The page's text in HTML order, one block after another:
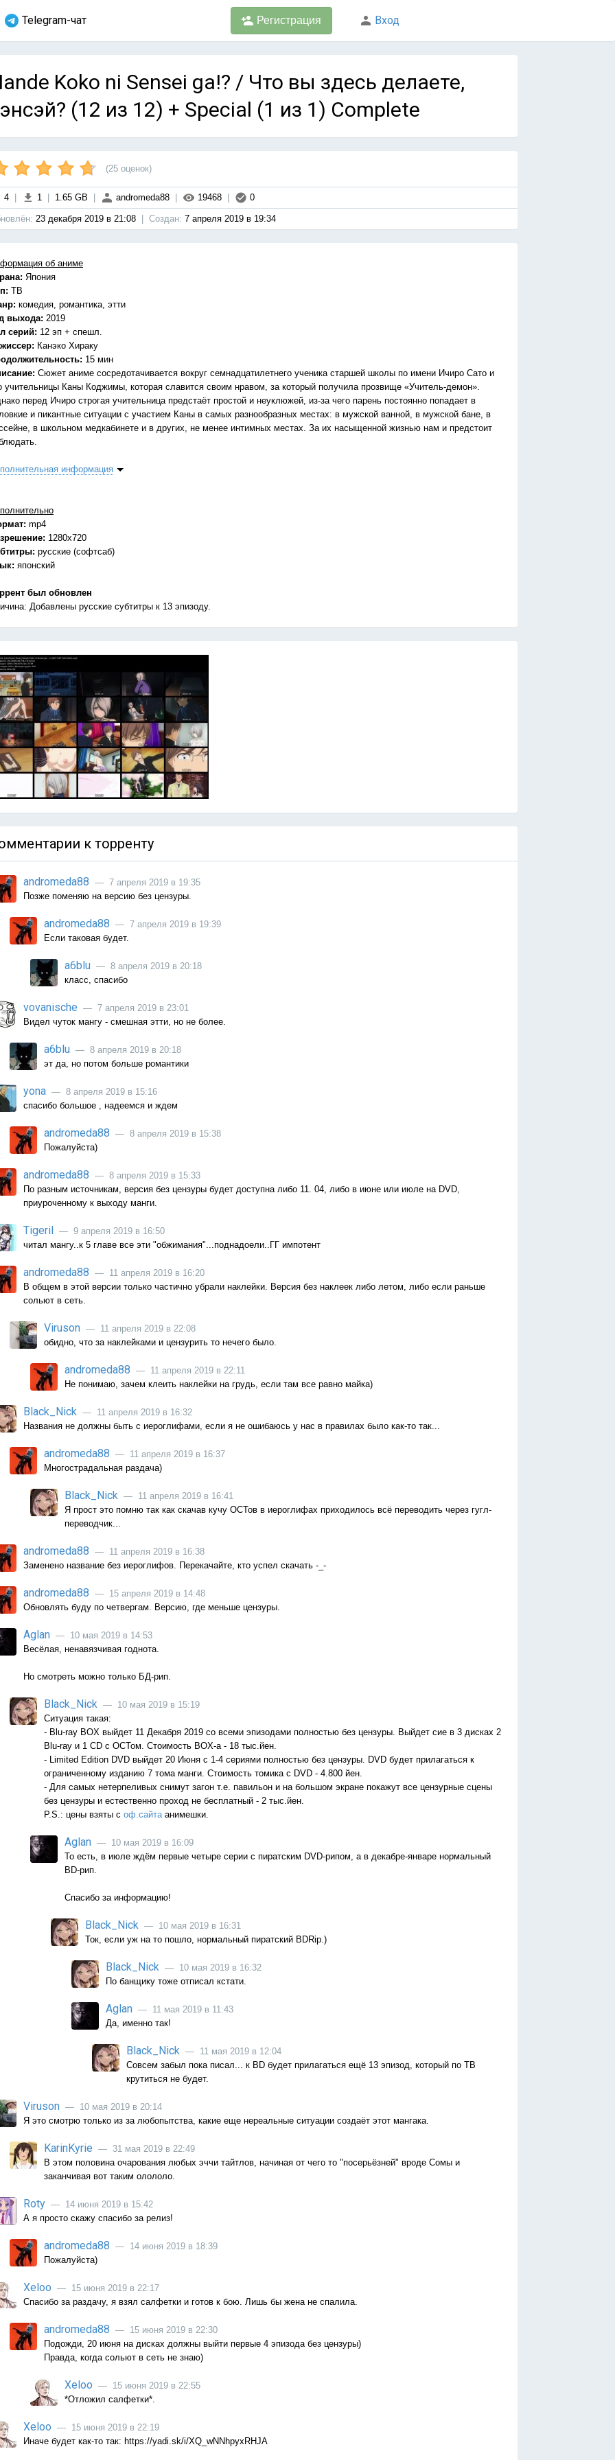
Telegram-чат Регистрация Вход
Koko ni Sensei ga!? / Что вы здесь делаете,
(12 из 12) + Special (1 из 1) Complete
(25 оценок)
4 1 1.65 GB andromeda88 19468 0
23 декабря 2019 в 21:08 Cоздан: 7 апреля 2019 в 19:34
об аниме
Япония
ТВ
комедия, романтика, этти
выхода: 2019
серий: 12 эп + спешл.
Канэко Хираку
15 мин
Сюжет аниме сосредотачивается вокруг семнадцатилетнего ученика старшей школы по имени Ичиро Сато и
учительницы Каны Коджимы, которая славится своим нравом, за который получила прозвище «Учитель-демон».
перед Ичиро строгая учительница предстаёт простой и неуклюжей, из-за чего парень постоянно попадает в
и пикантные ситуации с участием Каны в самых разнообразных местах: в мужской ванной, в мужской бане, в
в школьном медкабинете и в других, не менее интимных местах. За их насыщенной жизнью нам и предстоит
информация
mp4
1280x720
русские (софтсаб)
японский
был обновлен
Добавлены русские субтитры к 13 эпизоду.
к торренту
andromeda88 — 7 апреля 2019 в 19:35
Позже поменяю на версию без цензуры.
andromeda88 — 7 апреля 2019 в 19:39
Если таковая будет.
a6blu — 8 апреля 2019 в 20:18
класс, спасибо
vovanische — 7 апреля 2019 в 23:01
Видел чуток мангу - смешная этти, но не более.
a6blu — 8 апреля 2019 в 20:18
эт да, но потом больше романтики
yona — 8 апреля 2019 в 15:16
спасибо большое , надеемся и ждем
andromeda88 — 8 апреля 2019 в 15:38
Пожалуйста)
andromeda88 — 8 апреля 2019 в 15:33
По разным источникам, версия без цензуры будет доступна либо 11. 04, либо в июне или июле на DVD,
приуроченному к выходу манги.
Tigeril — 9 апреля 2019 в 16:50
читал мангу..к 5 главе все эти "обжимания"...поднадоели..ГГ импотент
andromeda88 — 11 апреля 2019 в 16:20
В общем в этой версии только частично убрали наклейки. Версия без наклеек либо летом, либо если раньше
сольют в сеть.
Viruson — 11 апреля 2019 в 22:08
обидно, что за наклейками и цензурить то нечего было.
andromeda88 — 11 апреля 2019 в 22:11
Не понимаю, зачем клеить наклейки на грудь, если там все равно майка)
Black_Nick — 11 апреля 2019 в 16:32
Названия не должны быть с иероглифами, если я не ошибаюсь у нас в правилах было как-то так...
andromeda88 — 11 апреля 2019 в 16:37
Многострадальная раздача)
Black_Nick — 11 апреля 2019 в 16:41
Я прост это помню так как скачав кучу ОСТов в иероглифах приходилось всё переводить через гугл-
переводчик...
andromeda88 — 11 апреля 2019 в 16:38
Заменено название без иероглифов. Перекачайте, кто успел скачать -_-
andromeda88 — 15 апреля 2019 в 14:48
Обновлять буду по четвергам. Версию, где меньше цензуры.
Aglan — 10 мая 2019 в 14:53
Весёлая, ненавязчивая годнота.
Но смотреть можно только БД-рип.
Black_Nick — 10 мая 2019 в 15:19
Ситуация такая:
- Blu-ray BOX выйдет 11 Декабря 2019 со всеми эпизодами полностью без цензуры. Выйдет сие в 3 дисках 2
Blu-ray и 1 CD c ОСТом. Стоимость BOX-а - 18 тыс.йен.
- Limited Edition DVD выйдет 20 Июня с 1-4 сериями полностью без цензуры. DVD будет прилагаться к
ограниченному изданию 7 тома манги. Стоимость томика с DVD - 4.800 йен.
- Для самых нетерпеливых снимут загон т.е. павильон и на большом экране покажут все цензурные сцены
без цензуры и естественно проход не бесплатный - 2 тыс.йен.
P.S.: цены взяты с оф.сайтаанимешки.
Aglan — 10 мая 2019 в 16:09
То есть, в июле ждём первые четыре серии с пиратским DVD-рипом, а в декабре-январе нормальный
BD-рип.
Спасибо за информацию!
Black_Nick — 10 мая 2019 в 16:31
Ток, если уж на то пошло, нормальный пиратский BDRip.)
Black_Nick — 10 мая 2019 в 16:32
По банщику тоже отписал кстати.
Aglan — 11 мая 2019 в 11:43
Да, именно так!
Black_Nick — 11 мая 2019 в 12:04
Совсем забыл пока писал... к BD будет прилагаться ещё 13 эпизод, который по ТВ
крутиться не будет.
Viruson — 10 мая 2019 в 20:14
Я это смотрю только из за любопытства, какие еще нереальные ситуации создаёт этот мангака.
KarinKyrie — 31 мая 2019 в 22:49
В этом половина очарования любых эччи тайтлов, начиная от чего то "посерьёзней" вроде Сомы и
заканчивая вот таким олололо.
Roty — 14 июня 2019 в 15:42
А я просто скажу спасибо за релиз!
andromeda88 — 14 июня 2019 в 18:39
Пожалуйста)
Xeloo — 15 июня 2019 в 22:17
Спасибо за раздачу, я взял салфетки и готов к бою. Лишь бы жена не спалила.
andromeda88 — 15 июня 2019 в 22:30
Подожди, 20 июня на дисках должны выйти первые 4 эпизода без цензуры)
Правда, когда сольют в сеть не знаю)
Xeloo — 15 июня 2019 в 22:55
*Отложил салфетки*.
Xeloo — 15 июня 2019 в 22:19
Иначе будет как-то так: https://yadi.sk/i/XQ_wNNhpyxRHJA